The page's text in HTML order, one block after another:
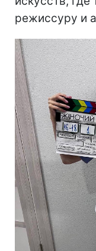
режиссуру и